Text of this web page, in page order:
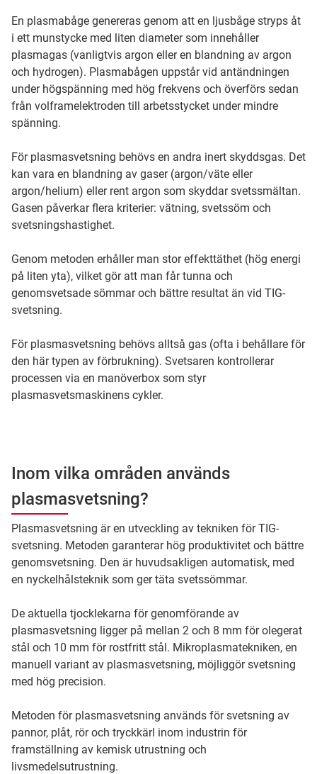
En plasmabåge genereras genom att en ljusbåge stryps åt
i ett munstycke med liten diameter som innehåller
plasmagas (vanligtvis argon eller en blandning av argon
och hydrogen). Plasmabågen uppstår vid antändningen
under högspänning med hög frekvens och överförs sedan
från volframelektroden till arbetsstycket under mindre
spänning.
För plasmasvetsning behövs en andra inert skyddsgas. Det
kan vara en blandning av gaser (argon/väte eller
argon/helium) eller rent argon som skyddar svetssmältan.
Gasen påverkar flera kriterier: vätning, svetssöm och
svetsningshastighet.
Genom metoden erhåller man stor effekttäthet (hög energi
på liten yta), vilket gör att man får tunna och
genomsvetsade sömmar och bättre resultat än vid TIG-
svetsning.
För plasmasvetsning behövs alltså gas (ofta i behållare för
den här typen av förbrukning). Svetsaren kontrollerar
processen via en manöverbox som styr
plasmasvetsmaskinens cykler.
Inom vilka områden används
plasmasvetsning?
Plasmasvetsning är en utveckling av tekniken för TIG-
svetsning. Metoden garanterar hög produktivitet och bättre
genomsvetsning. Den är huvudsakligen automatisk, med
en nyckelhålsteknik som ger täta svetssömmar.
De aktuella tjocklekarna för genomförande av
plasmasvetsning ligger på mellan 2 och 8 mm för olegerat
stål och 10 mm för rostfritt stål. Mikroplasmatekniken, en
manuell variant av plasmasvetsning, möjliggör svetsning
med hög precision.
Metoden för plasmasvetsning används för svetsning av
pannor, plåt, rör och tryckkärl inom industrin för
framställning av kemisk utrustning och
livsmedelsutrustning.